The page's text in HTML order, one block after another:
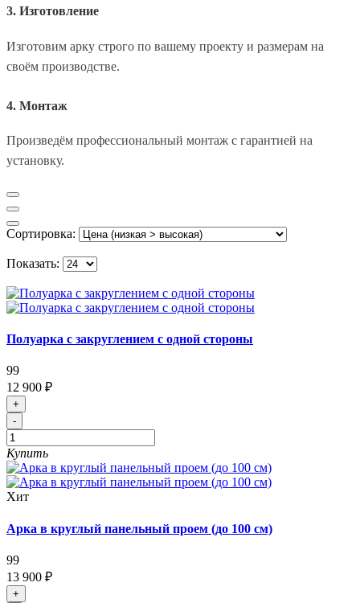
3. Изготовление
Изготовим арку строго по вашему проекту и размерам на
своём производстве.
4. Монтаж
Произведём профессиональный монтаж с гарантией на
установку.
Сортировка:
Показать:
Полуарка с закруглением с одной стороны
99
12 900 ₽
+
-
Купить
Хит
Арка в круглый панельный проем (до 100 см)
99
13 900 ₽
+